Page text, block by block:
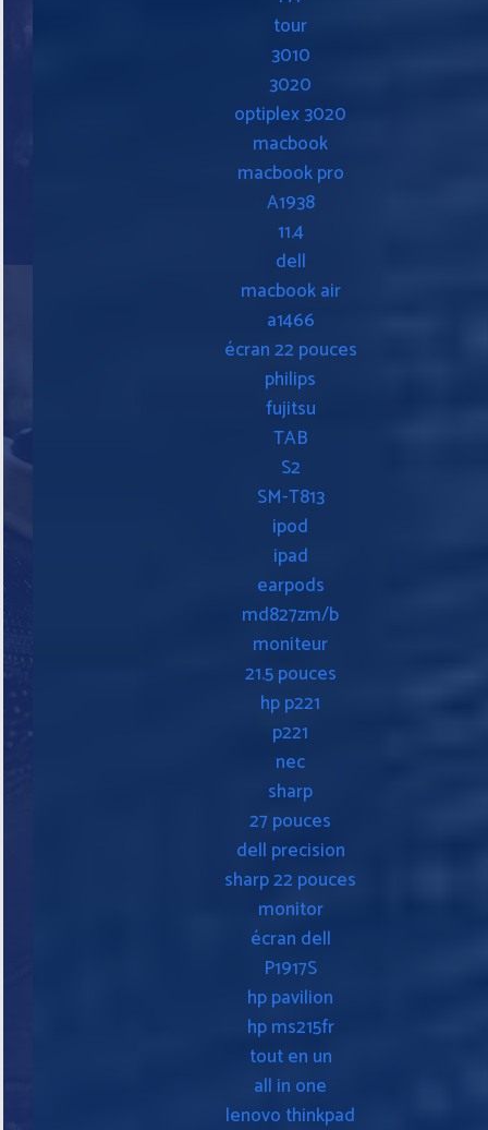
tour
3010
3020
optiplex 3020
macbook
macbook pro
A1938
11.4
dell
macbook air
a1466
écran 22 pouces
philips
fujitsu
TAB
S2
SM-T813
ipod
ipad
earpods
md827zm/b
moniteur
21.5 pouces
hp p221
p221
nec
sharp
27 pouces
dell precision
sharp 22 pouces
monitor
écran dell
P1917S
hp pavilion
hp ms215fr
tout en un
all in one
lenovo thinkpad